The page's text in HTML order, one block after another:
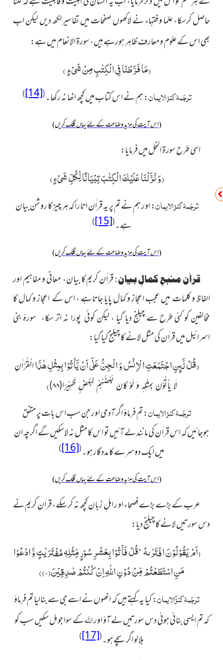
حاصل کرسکا، علما و فقہاء نے لاکھوں صفحات میں تفاسیر لکھ دیں لیکن اب
بھی اس کے علوم و معارف ظاہر ہورہے ہیں، سورۃ الانعام میں ہے:
(مَا فَرَّطْنَا فِی الْكِتٰبِ مِنْ شَیْءٍ )
ترجَمۂ کنز الایمان:ہم نے اس کتاب میں کچھ اٹھا نہ رکھا۔(
[14]
)
(اس آیت کی مزید وضاحت کے لئے یہاں کلک کریں)
اسی طرح سورۃ النحل میں فرمایا:
(وَ نَزَّلْنَا عَلَیْكَ الْكِتٰبَ تِبْیَانًا لِّكُلِّ شَیْءٍ)
ترجَمۂ کنز الایمان:اور ہم نے تم پر یہ قراٰن اتارا کہ ہر چیز کا روشن بیان
ہے۔(
[15]
)
(اس آیت کی مزید وضاحت کے لئے یہاں کلک کریں)
قراٰن منبعِ کمالِ بیان :قراٰن کریم کا بیان، معانی و مفاہیم اور
الفاظ و کلمات میں عجب اعجاز و کمال پایا جاتاہے ، اس کے اعجاز و کمال کا
مخالفین کو کئی طرح سے چیلنج دیا گیا ، لیکن کوئی پورا نہ اتر سکا، سورۂ بنی
اسرائیل میں قراٰن کی مثل لانے کا چیلنج کیا گیا:
(قُلْ لَّىٕنِ اجْتَمَعَتِ الْاِنْسُ وَ الْجِنُّ عَلٰۤى اَنْ یَّاْتُوْا بِمِثْلِ هٰذَاالْقُرْاٰنِ
لَا یَاْتُوْنَ بِمِثْلِهٖ وَ لَوْ كَانَ بَعْضُهُمْ لِبَعْضٍ ظَهِیْرًا(۸۸)
)
ترجَمۂ کنز الایمان:تم فرماؤ اگر آدمی اور جن سب اس بات پر متفق
ہوجائیں کہ اس قراٰن کی مانند لے آئیں تو اس کا مثل نہ لاسکیں گے اگرچہ ان
میں ایک دوسرے کا مددگار ہو۔(
[16]
)
(اس آیت کی مزید وضاحت کے لئے یہاں کلک کریں)
عرب کے بڑے بڑے فصحاء او ر اہلِ زبان کچھ نہ کرسکے، قراٰنِ کریم نے
دس سورتیں لانے کا چیلنج دیا:
(اَمْ یَقُوْلُوْنَ افْتَرٰىهُؕ-قُلْ فَاْتُوْا بِعَشْرِ سُوَرٍ مِّثْلِهٖ مُفْتَرَیٰتٍ وَّ ادْعُوْا
مَنِ اسْتَطَعْتُمْ مِّنْ دُوْنِ اللّٰهِ اِنْ كُنْتُمْ صٰدِقِیْنَ(۱۳)
)
ترجَمۂ کنزُالایمان:کیا یہ کہتے ہیں کہ انھوں نے اسے جی سےبنالیا تم فرماؤ
کہ تم ایسی بنائی ہوئی دس سورتیں لے آؤاوراللہکے سوا جو مِل سکیںسب کو
بلالو اگر سچے ہو۔(
[17]
)